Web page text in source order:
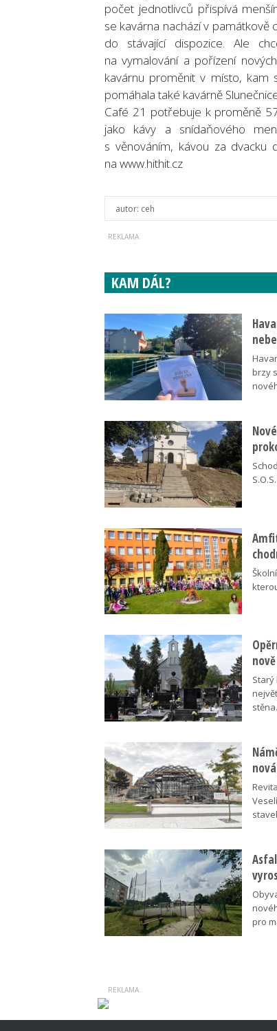
počet jednotlivců přispívá
se kavárna nachází v památkově
do stávající dispozice. Ale
na vymalování a pořízení
kavárnu proměnit v místo, kam
pomáhala také kavárně
Café 21 potřebuje k proměně
jako kávy a snídaňového
s věnováním, kávou za dvacku
na www.hithit.cz
autor: ceh
KAM DÁL?
brzy
pro